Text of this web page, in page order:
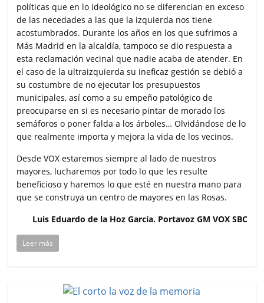
políticas que en lo ideológico no se diferencian en exceso
de las necedades a las que la izquierda nos tiene
acostumbrados. Durante los años en los que sufrimos a
Más Madrid en la alcaldía, tampoco se dio respuesta a
esta reclamación vecinal que nadie acaba de atender. En
el caso de la ultraizquierda su ineficaz gestión se debió a
su costumbre de no ejecutar los presupuestos
municipales, así como a su empeño patológico de
preocuparse en si es necesario pintar de morado los
semáforos o poner falda a los árboles… Olvidándose de lo
que realmente importa y mejora la vida de los vecinos.
Desde VOX estaremos siempre al lado de nuestros
mayores, lucharemos por todo lo que les resulte
beneficioso y haremos lo que esté en nuestra mano para
que se construya un centro de mayores en las Rosas.
Luis Eduardo de la Hoz García. Portavoz GM VOX SBC
Leer más